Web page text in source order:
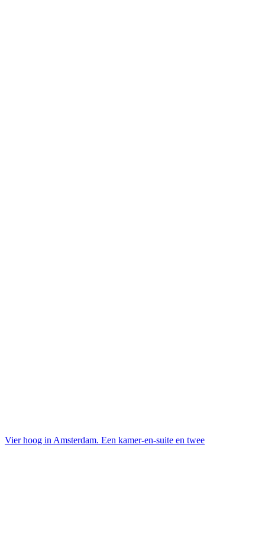
Vier hoog in Amsterdam. Een kamer-en-suite en twee